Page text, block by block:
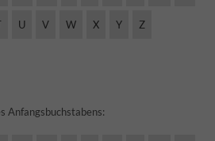
U V W X Y Z
Anfangsbuchstabens: